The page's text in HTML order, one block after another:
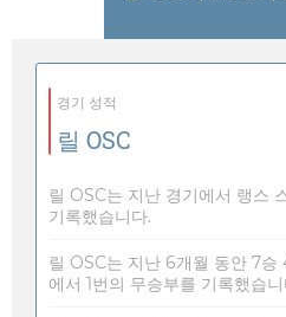
경기 성적
릴 OSC
릴 OSC는 지난 경기에서 랭스
기록했습니다.
릴 OSC는 지난 6개월 동안 7승
에서 1번의 무승부를 기록했습니